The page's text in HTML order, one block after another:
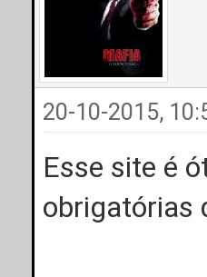
20-10-2015,
Esse site é
obrigatórias